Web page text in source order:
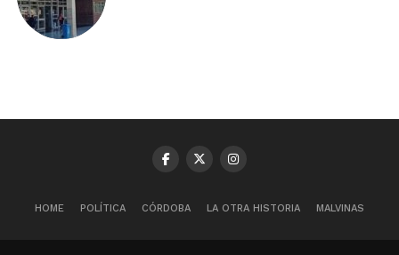
HOME POLÍTICA CÓRDOBA LA OTRA HISTORIA MALVINAS